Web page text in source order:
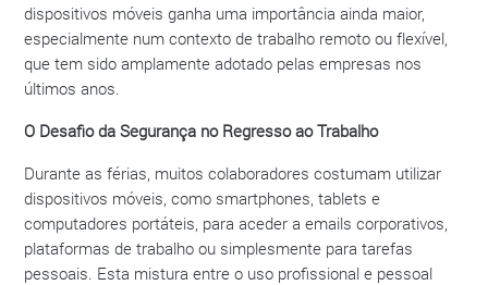
dispositivos móveis ganha uma importância ainda maior,
especialmente num contexto de trabalho remoto ou flexível,
que tem sido amplamente adotado pelas empresas nos
últimos anos.
O Desafio da Segurança no Regresso ao Trabalho
Durante as férias, muitos colaboradores costumam utilizar
dispositivos móveis, como smartphones, tablets e
computadores portáteis, para aceder a emails corporativos,
plataformas de trabalho ou simplesmente para tarefas
pessoais. Esta mistura entre o uso profissional e pessoal